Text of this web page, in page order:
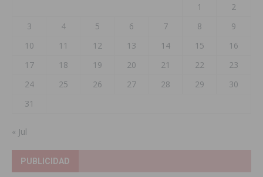
1
2
3
4 5 6 7 8
9
10
11 12 13 14 15
16
17
18 19 20 21 22
23
24
25 26 27 28 29
30
31
« Jul
PUBLICIDAD